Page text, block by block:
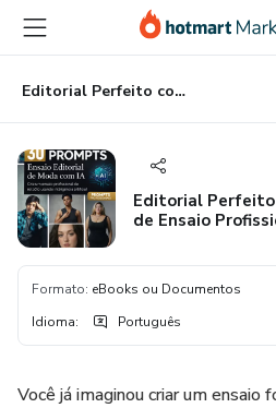
para
conteúdo
principal
para
pagamento
para
rodapé
Editorial Perfeito com IA — 30 Prompts de Ensaio Profissional
Editorial
de Ensaio
Formato: eBooks ou Documentos
Idioma: Português
Você já imaginou criar um